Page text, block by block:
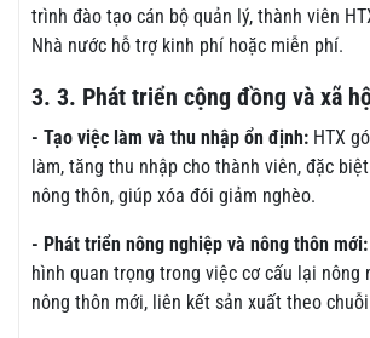
trình đào tạo cán bộ quản lý, thành viên
Nhà nước hỗ trợ kinh phí hoặc miễn phí.
3. 3. Phát triển cộng đồng và xã
- Tạo việc làm và thu nhập ổn định: HTX
làm, tăng thu nhập cho thành viên, đặc
nông thôn, giúp xóa đói giảm nghèo.
- Phát triển nông nghiệp và nông thôn mới:
hình quan trọng trong việc cơ cấu lại nông
nông thôn mới, liên kết sản xuất theo